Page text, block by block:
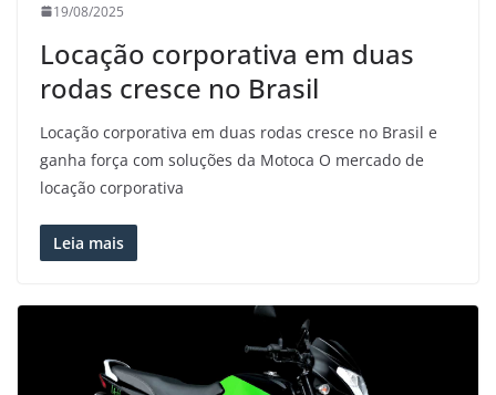
19/08/2025
Locação corporativa em duas
rodas cresce no Brasil
Locação corporativa em duas rodas cresce no Brasil e
ganha força com soluções da Motoca O mercado de
locação corporativa
Leia mais